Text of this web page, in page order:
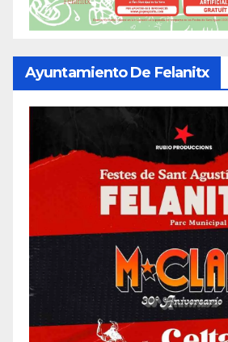
Ayuntamiento De Felanitx